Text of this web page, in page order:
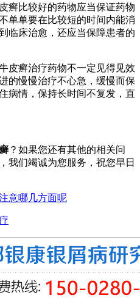
比较好的药物应当保证药物
单单要在比较短的时间内能消
临床治愈，还应当保障患者的
癣治疗药物不一定见得见效
的慢慢治疗不心急，缓慢而保
病情，保持长时间不复发，直
？如果您还有其他的相关问
我们竭诚为您服务，祝您早日
意哪几方面呢